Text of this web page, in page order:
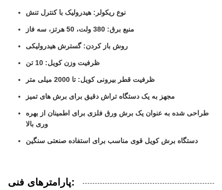
نوع ریکولر: هیدرولیک با کنترل تنش
منبع برق: 380 ولت، 50 هرتز، سه فاز
روش باز کردن: گسترش هیدرولیکی
ظرفیت وزن کویل: 10 تن
ظرفیت قطر بیرونی کویل: تا 2000 میلی متر
مجهز به یک دستگاه تراش دقیق برای برش های تمیز
طراحی شده به عنوان یک برش ورق فلزی برای اطمینان از بهره
وری بالا
دستگاه برش کویل قوی مناسب برای استفاده صنعتی سنگین
پارامترهای فنی: